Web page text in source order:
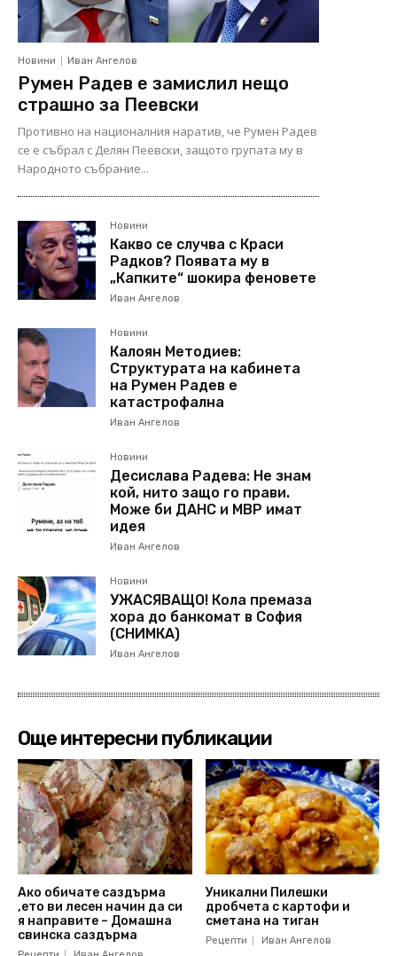
Новини Иван Ангелов
Румен Радев е замислил нещо
страшно за Пеевски
Противно на националния наратив, че Румен Радев
се е събрал с Делян Пеевски, защото групата му в
Народното събрание...
Новини
Какво се случва с Краси
Радков? Появата му в
„Капките“ шокира феновете
Иван Ангелов
Новини
Калоян Методиев:
Структурата на кабинета
на Румен Радев е
катастрофална
Иван Ангелов
Новини
Десислава Радева: Не знам
кой, нито защо го прави.
Може би ДАНС и МВР имат
идея
Иван Ангелов
Новини
УЖАСЯВАЩО! Кола премаза
хора до банкомат в София
(СНИМКА)
Иван Ангелов
Още интересни публикации
Ако обичате саздърма
,ето ви лесен начин да си
я направите – Домашна
свинска саздърма
Уникални Пилешки
дробчета с картофи и
сметана на тиган
Рецепти Иван Ангелов